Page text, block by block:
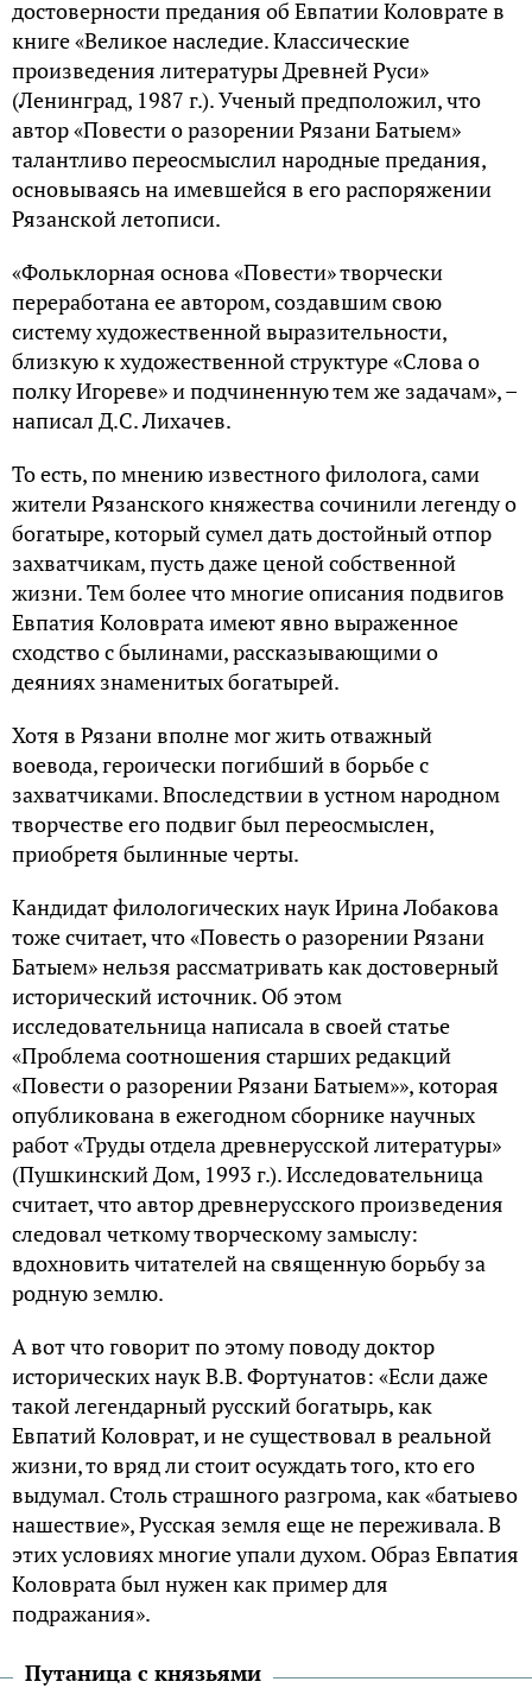
достоверности предания об Евпатии Коловрате в
книге «Великое наследие. Классические
произведения литературы Древней Руси»
(Ленинград, 1987 г.). Ученый предположил, что
автор «Повести о разорении Рязани Батыем»
талантливо переосмыслил народные предания,
основываясь на имевшейся в его распоряжении
Рязанской летописи.
«Фольклорная основа «Повести» творчески
переработана ее автором, создавшим свою
систему художественной выразительности,
близкую к художественной структуре «Слова о
полку Игореве» и подчиненную тем же задачам», –
написал Д.С. Лихачев.
То есть, по мнению известного филолога, сами
жители Рязанского княжества сочинили легенду о
богатыре, который сумел дать достойный отпор
захватчикам, пусть даже ценой собственной
жизни. Тем более что многие описания подвигов
Евпатия Коловрата имеют явно выраженное
сходство с былинами, рассказывающими о
деяниях знаменитых богатырей.
Хотя в Рязани вполне мог жить отважный
воевода, героически погибший в борьбе с
захватчиками. Впоследствии в устном народном
творчестве его подвиг был переосмыслен,
приобретя былинные черты.
Кандидат филологических наук Ирина Лобакова
тоже считает, что «Повесть о разорении Рязани
Батыем» нельзя рассматривать как достоверный
исторический источник. Об этом
исследовательница написала в своей статье
«Проблема соотношения старших редакций
«Повести о разорении Рязани Батыем»», которая
опубликована в ежегодном сборнике научных
работ «Труды отдела древнерусской литературы»
(Пушкинский Дом, 1993 г.). Исследовательница
считает, что автор древнерусского произведения
следовал четкому творческому замыслу:
вдохновить читателей на священную борьбу за
родную землю.
А вот что говорит по этому поводу доктор
исторических наук В.В. Фортунатов: «Если даже
такой легендарный русский богатырь, как
Евпатий Коловрат, и не существовал в реальной
жизни, то вряд ли стоит осуждать того, кто его
выдумал. Столь страшного разгрома, как «батыево
нашествие», Русская земля еще не переживала. В
этих условиях многие упали духом. Образ Евпатия
Коловрата был нужен как пример для
подражания».
Путаница с князьями